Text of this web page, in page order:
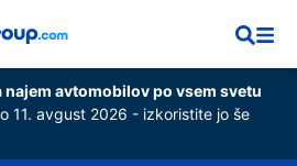
najem avtomobilov po vsem svetu
11. avgust 2026 - izkoristite jo še